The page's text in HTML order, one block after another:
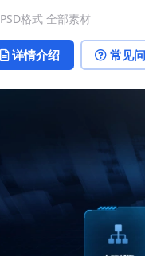
PSD格式 全部素材
详情介绍 常见